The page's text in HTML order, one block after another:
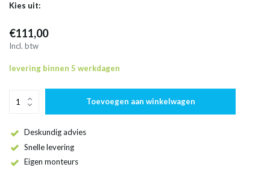
Kies uit:
€111,00
Incl. btw
levering binnen 5 werkdagen
Toevoegen aan winkelwagen
Deskundig advies
Snelle levering
Eigen monteurs